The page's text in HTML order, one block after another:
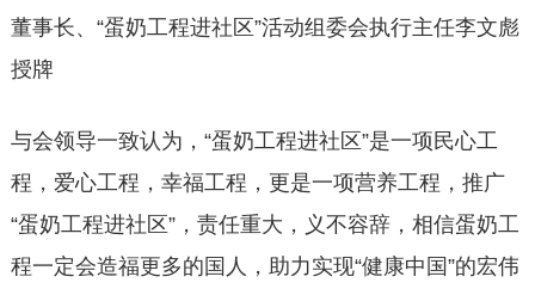
董事长、“蛋奶工程进社区”活动组委会执行主任李文彪
授牌
与会领导一致认为，“蛋奶工程进社区”是一项民心工
程，爱心工程，幸福工程，更是一项营养工程，推广
“蛋奶工程进社区”，责任重大，义不容辞，相信蛋奶工
程一定会造福更多的国人，助力实现“健康中国”的宏伟